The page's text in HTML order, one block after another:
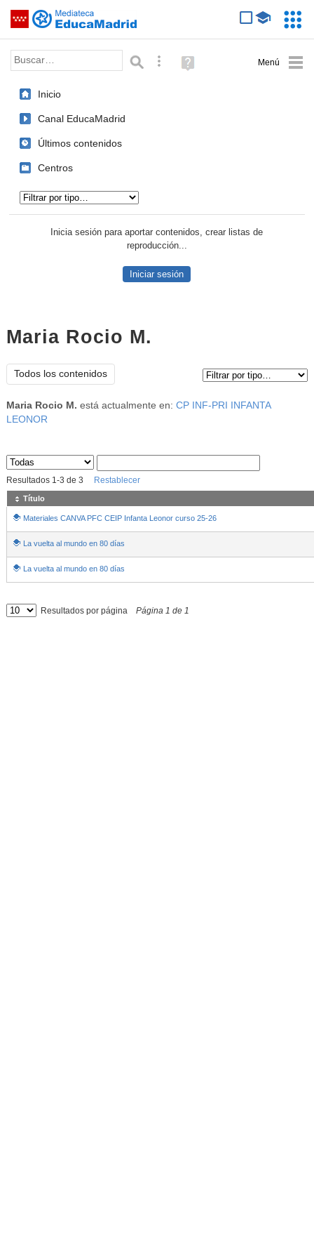
Saltar navegación
Palabra o frase: Búsqueda avanzada
Ayuda
(en
Inicio
Canal EducaMadrid
Últimos contenidos
Centros
Inicia sesión para aportar contenidos, crear listas de
reproducción...
Iniciar sesión
Maria Rocio M.
Todos los contenidos
Maria Rocio M. está actualmente en: CP INF-PRI INFANTA
LEONOR
Sus archivos
Resultados 1-3 de 3 Restablecer
Título
Materiales CANVA PFC CEIP Infanta Leonor curso 25-26
La vuelta al mundo en 80 días
La vuelta al mundo en 80 días
Resultados por página Página 1 de 1